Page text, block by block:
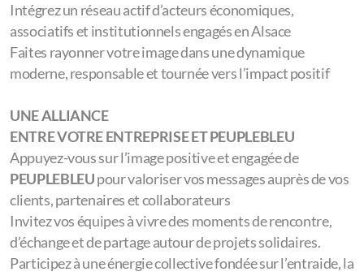
Rejoignez l’univers dePEUPLEBLEUet de ses partenaires
à travers nos offres dédiées, pour donner un nouvel élan à
votre entreprise et l’ouvrir à de réelles opportunités
locales, humaines et solidaires.
Devenez acteur de la vitalité en Alsace en construisant un
partenariat de confiance, durable et sincère avec un
cluster solidaire engagé, profondément ancré dans son
territoire, au cœur de l'Alsace.
PLUS QU’UN PARTENARIAT,
UNE AVENTURE COLLECTIVE À PARTAGER
Associez votre entreprise à des projets porteurs de sens